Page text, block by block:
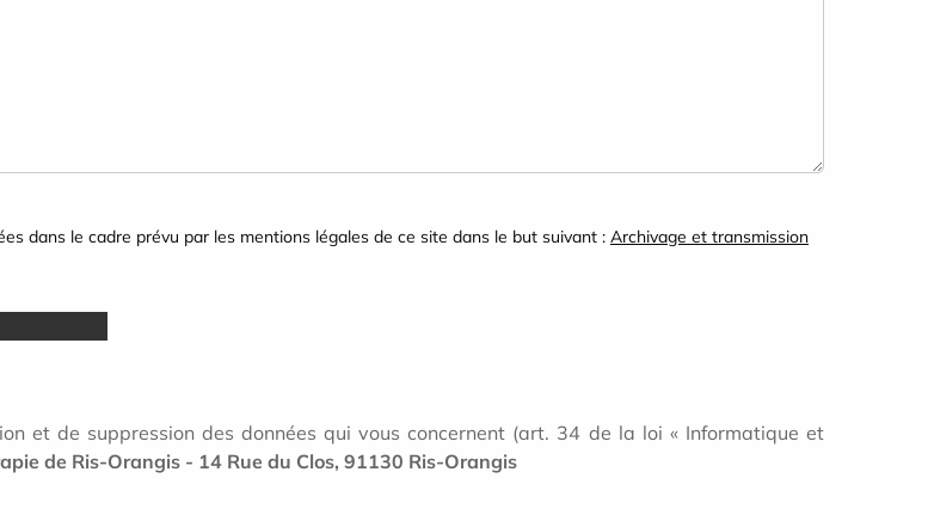
dans le cadre prévu par les mentions légales de ce site dans le but suivant : Archivage et transmission
et de suppression des données qui vous concernent (art. 34 de la loi « Informatique et
de Ris-Orangis - 14 Rue du Clos, 91130 Ris-Orangis